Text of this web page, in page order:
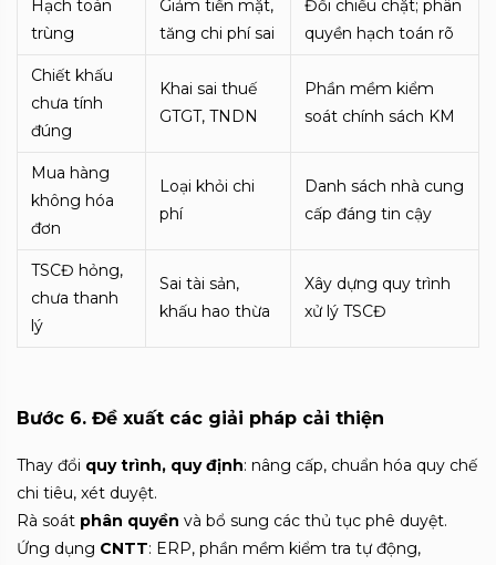
Hạch toán
trùng
Giảm tiền mặt,
tăng chi phí sai
Đối chiếu chặt; phân
quyền hạch toán rõ
Chiết khấu
chưa tính
đúng
Khai sai thuế
GTGT, TNDN
Phần mềm kiểm
soát chính sách KM
Mua hàng
không hóa
đơn
Loại khỏi chi
phí
Danh sách nhà cung
cấp đáng tin cậy
TSCĐ hỏng,
chưa thanh
lý
Sai tài sản,
khấu hao thừa
Xây dựng quy trình
xử lý TSCĐ
Bước 6. Đề xuất các giải pháp cải thiện
Thay đổi quy trình, quy định: nâng cấp, chuẩn hóa quy chế
chi tiêu, xét duyệt.
Rà soát phân quyền và bổ sung các thủ tục phê duyệt.
Ứng dụng CNTT: ERP, phần mềm kiểm tra tự động,